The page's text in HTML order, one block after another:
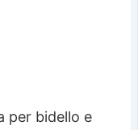
per bidello e